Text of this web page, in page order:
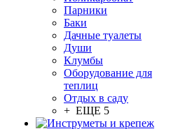
Парники
Баки
Дачные туалеты
Души
Клумбы
Оборудование для
теплиц
Отдых в саду
+ ЕЩЕ 5